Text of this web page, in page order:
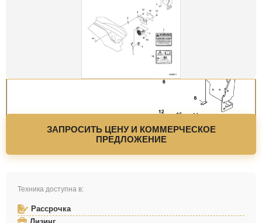
ЗАПРОСИТЬ ЦЕНУ И КОММЕРЧЕСКОЕ
ПРЕДЛОЖЕНИЕ
Техника доступна в:
Рассрочка